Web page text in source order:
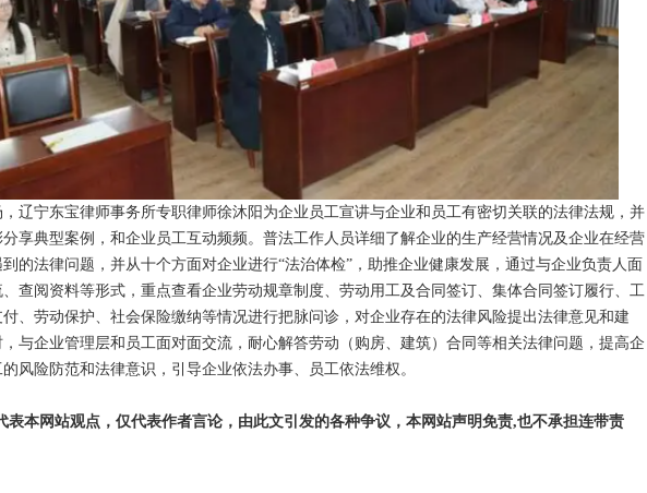
辽宁东宝律师事务所专职律师徐沐阳为企业员工宣讲与企业和员工有密切关联的法律法规，并
享典型案例，和企业员工互动频频。普法工作人员详细了解企业的生产经营情况及企业在经营
的法律问题，并从十个方面对企业进行“法治体检”，助推企业健康发展，通过与企业负责人面
、查阅资料等形式，重点查看企业劳动规章制度、劳动用工及合同签订、集体合同签订履行、工
付、劳动保护、社会保险缴纳等情况进行把脉问诊，对企业存在的法律风险提出法律意见和建
与企业管理层和员工面对面交流，耐心解答劳动（购房、建筑）合同等相关法律问题，提高企
风险防范和法律意识，引导企业依法办事、员工依法维权。
表本网站观点，仅代表作者言论，由此文引发的各种争议，本网站声明免责,也不承担连带责